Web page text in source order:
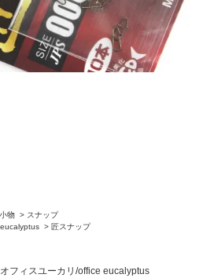
物 > スナップ
> 匠スナップ
オフィスユーカリ/office eucalyptus